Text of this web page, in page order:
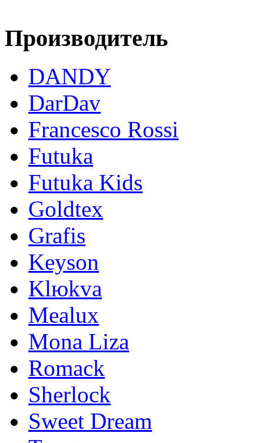
Производитель
DANDY
DarDav
Francesco Rossi
Futuka
Futuka Kids
Goldtex
Grafis
Keyson
Klюkva
Mealux
Mona Liza
Romack
Sherlock
Sweet Dream